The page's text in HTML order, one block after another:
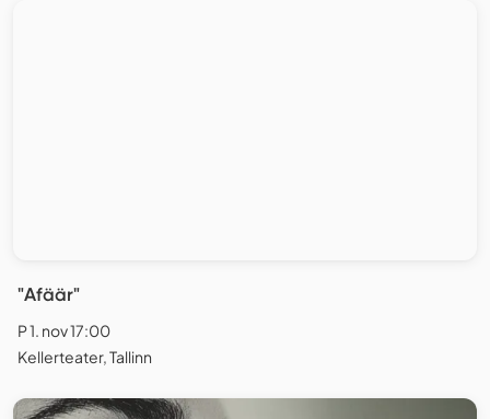
"Afäär"
P 1. nov 17:00
Kellerteater, Tallinn